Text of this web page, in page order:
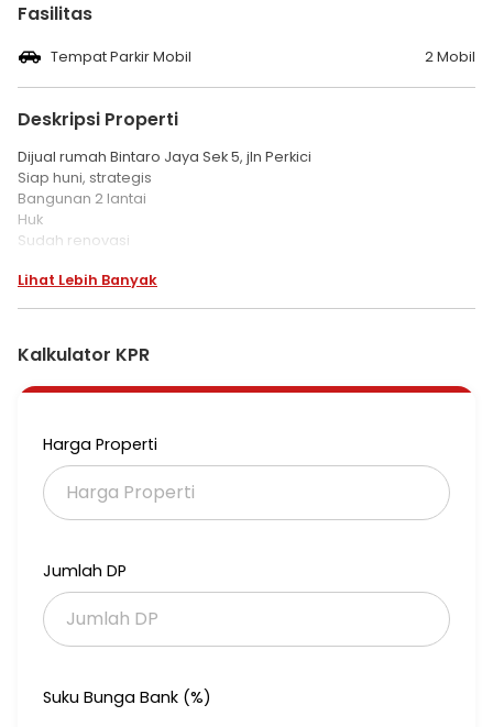
Fasilitas
Tempat Parkir Mobil 2 Mobil
Deskripsi Properti
Dijual rumah Bintaro Jaya Sek 5, jln Perkici
Siap huni, strategis
Bangunan 2 lantai
Huk
Sudah renovasi
Kmr tidur 4+1
Jual segera
harga 2.4M nego
Lihat Lebih Banyak
Kalkulator KPR
Harga Properti
Jumlah DP
Suku Bunga Bank (%)